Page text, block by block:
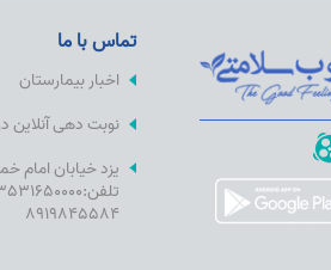
تماس با ما
اخبار بیمارستان
نوبت دهی آنلاین
یزد خیابان امام
8919845584